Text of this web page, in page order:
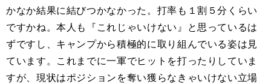
かなか結果に結びつかなかった。打率も１割５分くらい
ですかね。本人も『これじゃいけない』と思っているは
ずですし、キャンプから積極的に取り組んでいる姿は見
ています。これまでに一軍でヒットを打ったりしていま
すが、現状はポジションを奪い獲らなきゃいけない立場